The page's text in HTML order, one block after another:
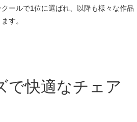
ールで1位に選ばれ、以降も様々な作品
す。
で快適なチェア